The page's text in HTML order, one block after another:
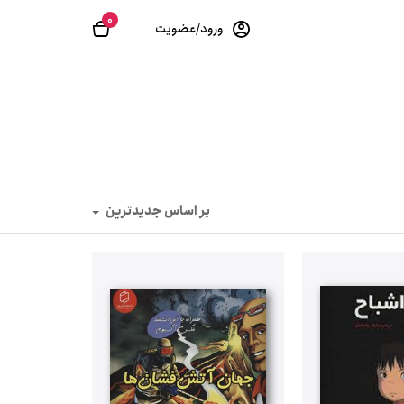
0 ورود/عضویت
بر اساس جدیدترین